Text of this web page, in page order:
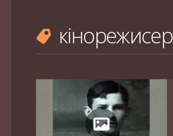
кінорежисер